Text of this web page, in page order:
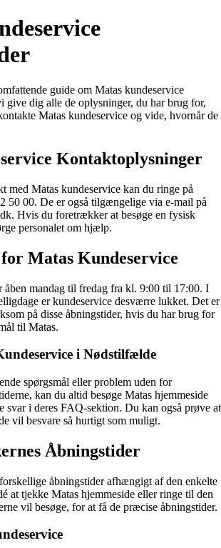
guide om Matas kundeservice
give dig alle de oplysninger, du har brug for,
Matas kundeservice og vide, hvornår de
Kontaktoplysninger
med Matas kundeservice kan du ringe på
50 00. De er også tilgængelige via e-mail på
Hvis du foretrækker at besøge en fysisk
personalet om hjælp.
Matas Kundeservice
åben mandag til fredag fra kl. 9:00 til 17:00. I
er kundeservice desværre lukket. Det er
på disse åbningstider, hvis du har brug for
til Matas.
i Nødstilfælde
spørgsmål eller problem uden for
kan du altid besøge Matas hjemmeside
svar i deres FAQ-sektion. Du kan også prøve at
vil besvare så hurtigt som muligt.
Åbningstider
åbningstider afhængigt af den enkelte
at tjekke Matas hjemmeside eller ringe til den
vil besøge, for at få de præcise åbningstider.